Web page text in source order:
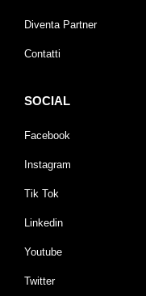
Diventa Partner
Contatti
SOCIAL
Facebook
Instagram
Tik Tok
Linkedin
Youtube
Twitter